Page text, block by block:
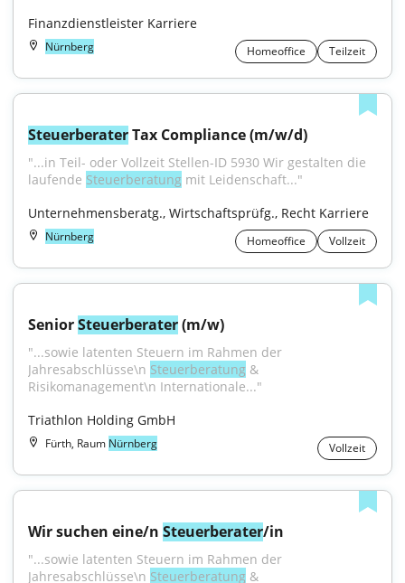
Finanzdienstleister Karriere
Nürnberg Homeoffice Teilzeit
Steuerberater Tax Compliance (m/w/d)
"...in Teil- oder Vollzeit Stellen-ID 5930 Wir gestalten die
laufende Steuerberatung mit Leidenschaft..."
Unternehmensberatg., Wirtschaftsprüfg., Recht Karriere
Nürnberg Homeoffice Vollzeit
Senior Steuerberater (m/w)
"...sowie latenten Steuern im Rahmen der
Jahresabschlüsse\n Steuerberatung &
Risikomanagement\n Internationale..."
Triathlon Holding GmbH
Fürth, Raum Nürnberg Vollzeit
Wir suchen eine/n Steuerberater/in
"...sowie latenten Steuern im Rahmen der
Jahresabschlüsse\n Steuerberatung &